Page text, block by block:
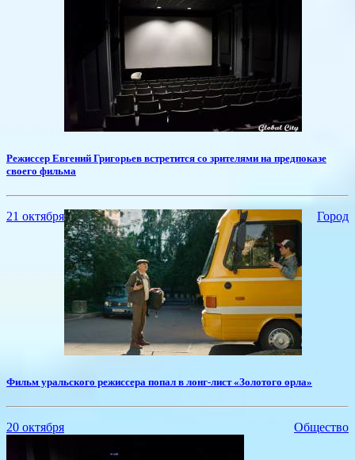
​Режиссер Евгений Григорьев встретится со зрителями на предпоказе
своего фильма
21 октября Город
Фильм уральского режиссера попал в лонг-лист «Золотого орла»
20 октября Общество